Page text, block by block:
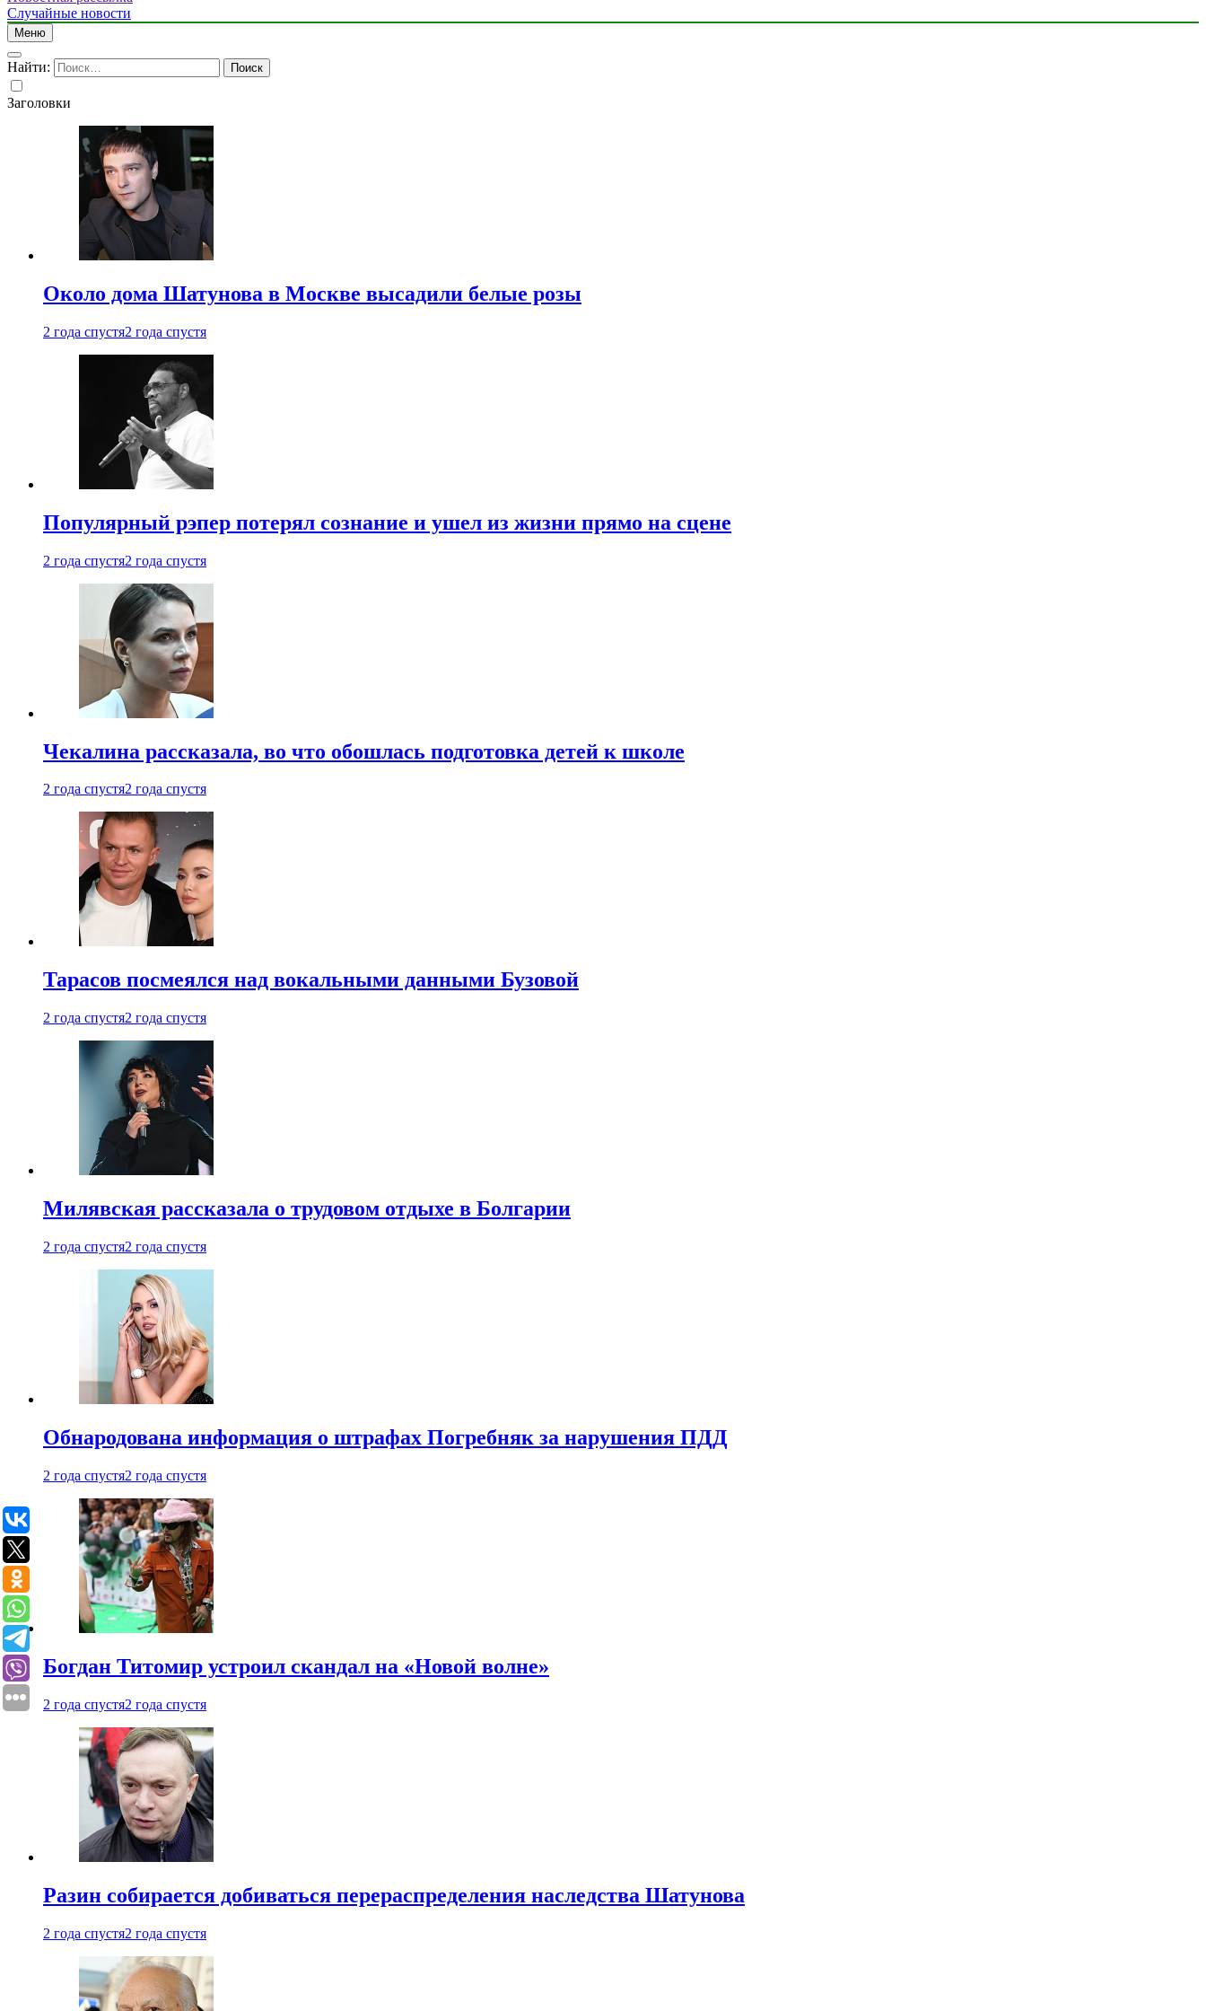
Случайные новости
Меню
Найти:
Заголовки
Около дома Шатунова в Москве высадили белые розы
2 года спустя2 года спустя
Популярный рэпер потерял сознание и ушел из жизни прямо на сцене
2 года спустя2 года спустя
Чекалина рассказала, во что обошлась подготовка детей к школе
2 года спустя2 года спустя
Тарасов посмеялся над вокальными данными Бузовой
2 года спустя2 года спустя
Милявская рассказала о трудовом отдыхе в Болгарии
2 года спустя2 года спустя
Обнародована информация о штрафах Погребняк за нарушения ПДД
2 года спустя2 года спустя
Богдан Титомир устроил скандал на «Новой волне»
2 года спустя2 года спустя
Разин собирается добиваться перераспределения наследства Шатунова
2 года спустя2 года спустя